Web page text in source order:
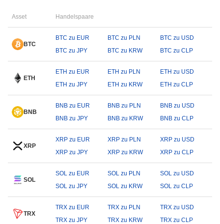
Asset Handelspaare
BTC
BTC zu EUR BTC zu PLN
BTC zu USD
BTC zu JPY
BTC zu KRW BTC zu CLP
ETH
ETH zu EUR ETH zu PLN
ETH zu USD
ETH zu JPY
ETH zu KRW ETH zu CLP
BNB
BNB zu EUR BNB zu PLN
BNB zu USD
BNB zu JPY
BNB zu KRW BNB zu CLP
XRP
XRP zu EUR XRP zu PLN
XRP zu USD
XRP zu JPY
XRP zu KRW XRP zu CLP
SOL
SOL zu EUR SOL zu PLN
SOL zu USD
SOL zu JPY
SOL zu KRW SOL zu CLP
TRX
TRX zu EUR TRX zu PLN
TRX zu USD
TRX zu JPY
TRX zu KRW TRX zu CLP